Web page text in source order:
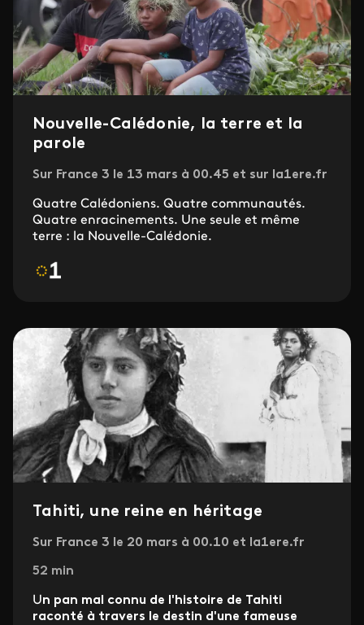
Nouvelle-Calédonie, la terre et la
parole
Sur France 3 le 13 mars à 00.45 et sur la1ere.fr
Quatre Calédoniens. Quatre communautés.
Quatre enracinements. Une seule et même
terre : la Nouvelle-Calédonie.
Tahiti, une reine en héritage
Sur France 3 le 20 mars à 00.10 et la1ere.fr
52 min
Un pan mal connu de l'histoire de Tahiti
raconté à travers le destin d'une fameuse